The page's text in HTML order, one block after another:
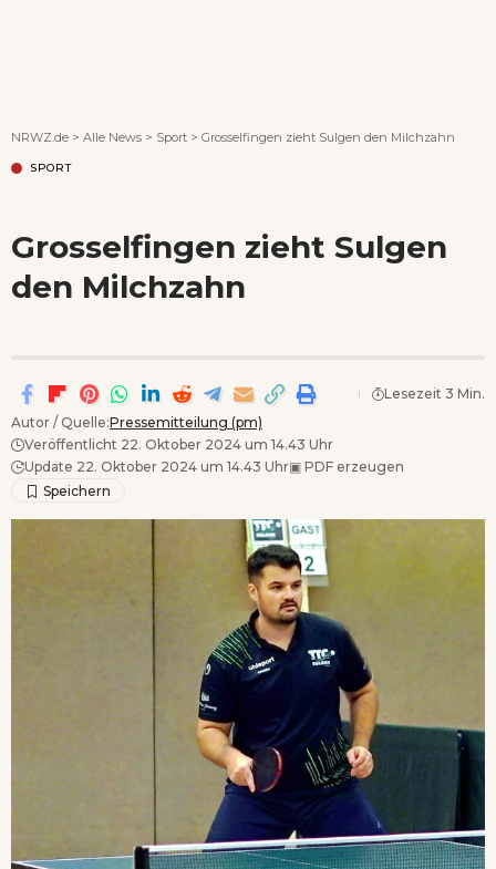
NRWZ.de > Alle News > Sport > Grosselfingen zieht Sulgen den Milchzahn
SPORT
Grosselfingen zieht Sulgen
den Milchzahn
Autor / Quelle:Pressemitteilung (pm)
Veröffentlicht 22. Oktober 2024 um 14.43 Uhr
Update 22. Oktober 2024 um 14.43 Uhr▣ PDF erzeugen
Lesezeit 3 Min.